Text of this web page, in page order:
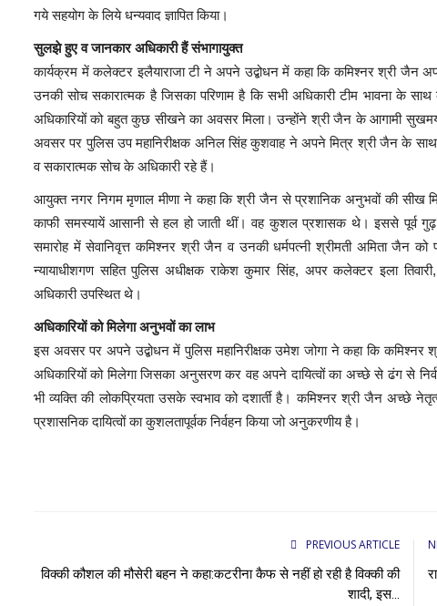
गये सहयोग के लिये धन्यवाद ज्ञापित किया।
सुलझे हुए व जानकार अधिकारी हैं संभागायुक्त
कार्यक्रम में कलेक्टर इलैयाराजा टी ने अपने उद्बोधन में कहा कि कमिश्नर श्री जैन
उनकी सोच सकारात्मक है जिसका परिणाम है कि सभी अधिकारी टीम भावना के
अधिकारियों को बहुत कुछ सीखने का अवसर मिला। उन्होंने श्री जैन के आगामी
अवसर पर पुलिस उप महानिरीक्षक अनिल सिंह कुशवाह ने अपने मित्र श्री जैन के
व सकारात्मक सोच के अधिकारी रहे हैं।
आयुक्त नगर निगम मृणाल मीणा ने कहा कि श्री जैन से प्रशानिक अनुभवों की सीख
काफी समस्यायें आसानी से हल हो जाती थीं। वह कुशल प्रशासक थे। इससे पूर्व गुढ़
समारोह में सेवानिवृत्त कमिश्नर श्री जैन व उनकी धर्मपत्नी श्रीमती अमिता जैन
न्यायाधीशगण सहित पुलिस अधीक्षक राकेश कुमार सिंह, अपर कलेक्टर इला
अधिकारी उपस्थित थे।
अधिकारियों को मिलेगा अनुभवों का लाभ
इस अवसर पर अपने उद्बोधन में पुलिस महानिरीक्षक उमेश जोगा ने कहा कि
अधिकारियों को मिलेगा जिसका अनुसरण कर वह अपने दायित्वों का अच्छे से ढंग से
भी व्यक्ति की लोकप्रियता उसके स्वभाव को दशार्ती है। कमिश्नर श्री जैन अच्छे
प्रशासनिक दायित्वों का कुशलतापूर्वक निर्वहन किया जो अनुकरणीय है।
PREVIOUS ARTICLE
विक्की कौशल की मौसेरी बहन ने कहा:कटरीना कैफ से नहीं हो रही है विक्की की
शादी, इस...